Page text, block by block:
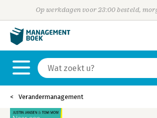
Op werkdagen voor 23:00 besteld,
Verandermanagement